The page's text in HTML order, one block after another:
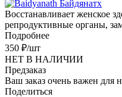
Восстанавливает женское
репродуктивные органы,
Подробнее
350 ₽/шт
НЕТ В НАЛИЧИИ
Предзаказ
Ваш заказ очень важен для
Поделиться